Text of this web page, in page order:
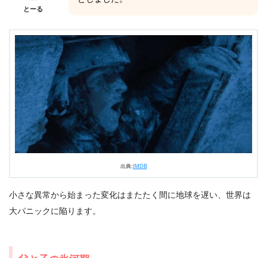
とーる
出典: IMDB
小さな異常から始まった変化はまたたく間に地球を遅い、世界は
大パニックに陥ります。